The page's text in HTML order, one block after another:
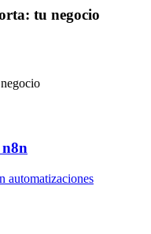
tu negocio
n8n
automatizaciones